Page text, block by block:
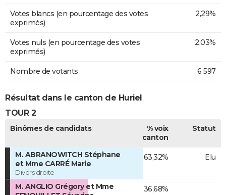
Votes blancs (en pourcentage des votes
exprimés)
2,29%
Votes nuls (en pourcentage des votes
exprimés)
2,03%
Nombre de votants 6 597
Résultat dans le canton de Huriel
TOUR 2
Binômes de candidats
% voix
canton
Statut
M. ABRANOWITCH Stéphane
et Mme CARRÉ Marie
Divers droite
63,32% Elu
M. ANGLIO Grégory et Mme
36,68%